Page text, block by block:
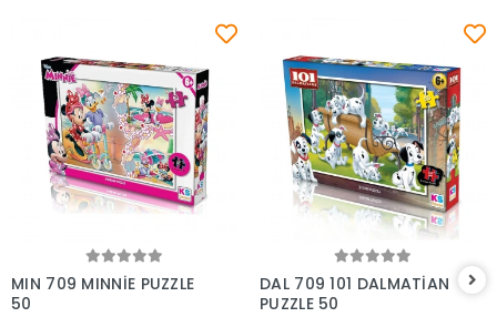
Sepete Ekle
MIN 709 MINNİE PUZZLE
50
Sepete Ekle
DAL 709 101 DALMATİAN
PUZZLE 50